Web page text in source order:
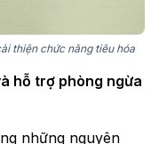
thiện chức năng tiêu hóa
hỗ trợ phòng ngừa
những nguyên